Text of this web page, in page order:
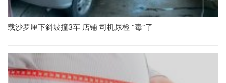
载沙罗厘下斜坡撞3车 店铺 司机尿检 “毒”了